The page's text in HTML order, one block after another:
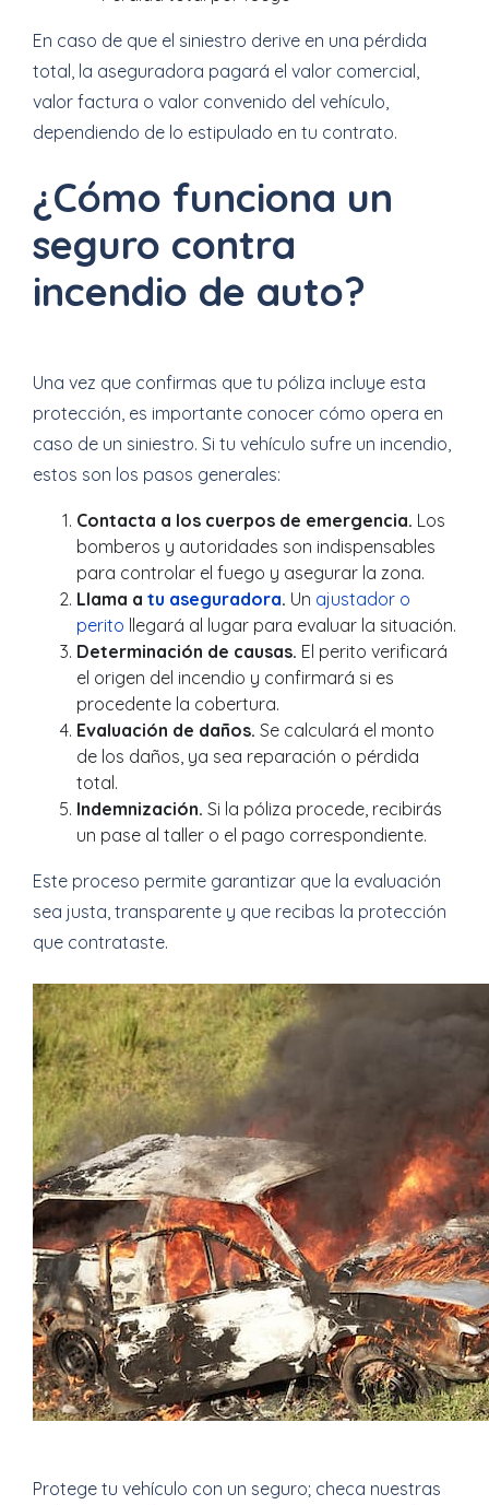
En caso de que el siniestro derive en una pérdida
total, la aseguradora pagará el valor comercial,
valor factura o valor convenido del vehículo,
dependiendo de lo estipulado en tu contrato.
¿Cómo funciona un
seguro contra
incendio de auto?
Una vez que confirmas que tu póliza incluye esta
protección, es importante conocer cómo opera en
caso de un siniestro. Si tu vehículo sufre un incendio,
estos son los pasos generales:
Contacta a los cuerpos de emergencia. Los
bomberos y autoridades son indispensables
para controlar el fuego y asegurar la zona.
Llama a tu aseguradora. Un ajustador o
perito llegará al lugar para evaluar la situación.
Determinación de causas. El perito verificará
el origen del incendio y confirmará si es
procedente la cobertura.
Evaluación de daños. Se calculará el monto
de los daños, ya sea reparación o pérdida
total.
Indemnización. Si la póliza procede, recibirás
un pase al taller o el pago correspondiente.
Este proceso permite garantizar que la evaluación
sea justa, transparente y que recibas la protección
que contrataste.
Protege tu vehículo con un seguro; checa nuestras